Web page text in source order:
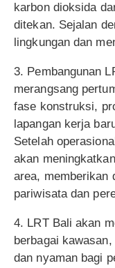
karbon dioksida
ditekan. Sejalan
lingkungan dan
3. Pembangunan
merangsang
fase konstruksi,
lapangan kerja
Setelah
akan
area, memberikan
pariwisata dan
4. LRT Bali akan
berbagai
dan nyaman bagi